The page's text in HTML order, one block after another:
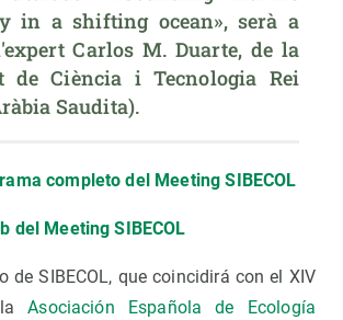
in a shifting ocean», serà a
Carlos M. Duarte, de la
de Ciència i Tecnologia Rei
Saudita).
completo del Meeting SIBECOL
del Meeting SIBECOL
de SIBECOL, que coincidirá con el XIV
laAsociación Española de Ecología